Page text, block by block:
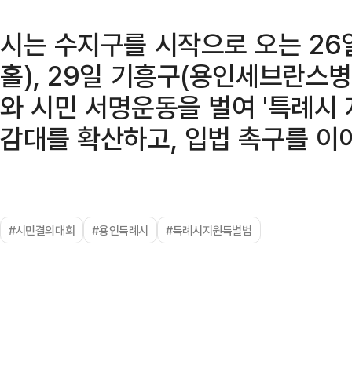
시는 수지구를 시작으로 오는
홀), 29일 기흥구(용인세브란스
와 시민 서명운동을 벌여 '특례
감대를 확산하고, 입법 촉구를 이
#시민결의대회 #용인특례시 #특례시지원특별법